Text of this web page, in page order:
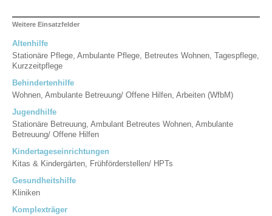
Weitere Einsatzfelder
Altenhilfe
Stationäre Pflege, Ambulante Pflege, Betreutes Wohnen, Tagespflege,
Kurzzeitpflege
Behindertenhilfe
Wohnen, Ambulante Betreuung/ Offene Hilfen, Arbeiten (WfbM)
Jugendhilfe
Stationäre Betreuung, Ambulant Betreutes Wohnen, Ambulante
Betreuung/ Offene Hilfen
Kindertageseinrichtungen
Kitas & Kindergärten, Frühförderstellen/ HPTs
Gesundheitshilfe
Kliniken
Komplexträger